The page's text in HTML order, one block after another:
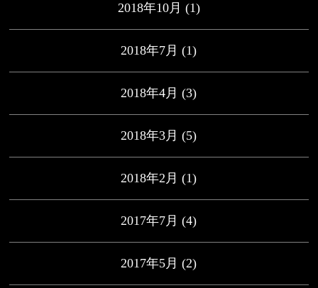
2018年10月 (1)
2018年7月 (1)
2018年4月 (3)
2018年3月 (5)
2018年2月 (1)
2017年7月 (4)
2017年5月 (2)